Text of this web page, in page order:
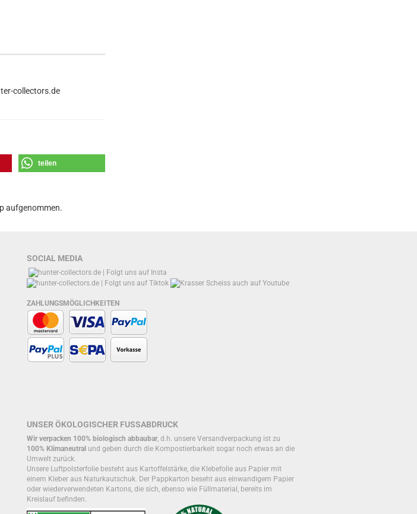
collectors.de
teilen
aufgenommen.
SOCIAL MEDIA
ZAHLUNGSMÖGLICHKEITEN
UNSER ÖKOLOGISCHER FUSSABDRUCK
Wir verpacken 100% biologisch abbaubar, d.h. unsere Versandverpackung ist zu
100% Klimaneutral und geben durch die Kompostierbarkeit sogar noch etwas an die
Umwelt zurück.
Unsere Luftpolsterfolie besteht aus Kartoffelstärke, die Klebefolie aus Papier mit
einem Kleber aus Naturkautschuk. Der Pappkarton beseht aus einwandigem Papier
oder wiederverwendeten Kartons, die sich, ebenso wie Füllmaterial, bereits im
Kreislauf befinden.